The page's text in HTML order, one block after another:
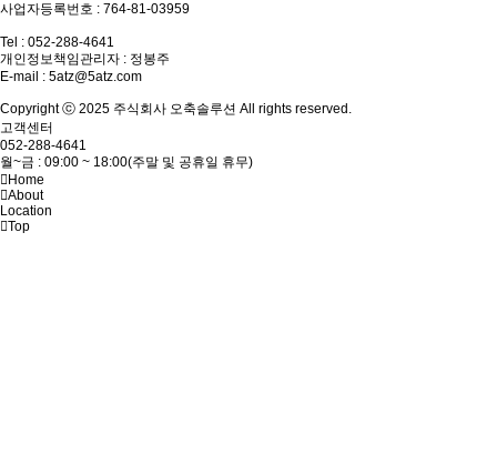
사업자등록번호 : 764-81-03959
Tel : 052-288-4641
개인정보책임관리자 : 정봉주
E-mail : 5atz@5atz.com
Copyright ⓒ 2025 주식회사 오축솔루션 All rights reserved.
고객센터
052-288-4641
월~금 : 09:00 ~ 18:00(주말 및 공휴일 휴무)
Home
About
Location
Top